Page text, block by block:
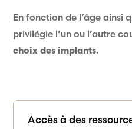
En fonction de l’âge ainsi
privilégie l’un ou l’autre
choix des implants.
Accès à des